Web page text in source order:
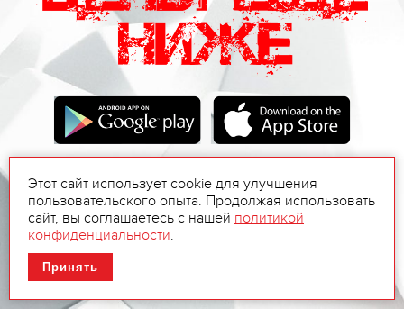
Этот сайт использует cookie для улучшения
пользовательского опыта. Продолжая использовать
сайт, вы соглашаетесь с нашей политикой
конфиденциальности.
Принять